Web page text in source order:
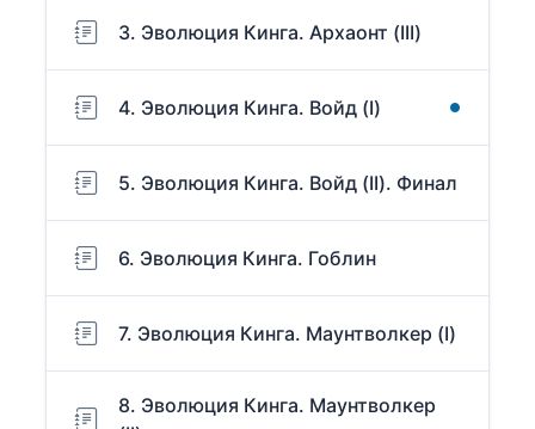
3. Эволюция Кинга. Архаонт (III)
4. Эволюция Кинга. Войд (I)
5. Эволюция Кинга. Войд (II). Финал
6. Эволюция Кинга. Гоблин
7. Эволюция Кинга. Маунтволкер (I)
8. Эволюция Кинга. Маунтволкер